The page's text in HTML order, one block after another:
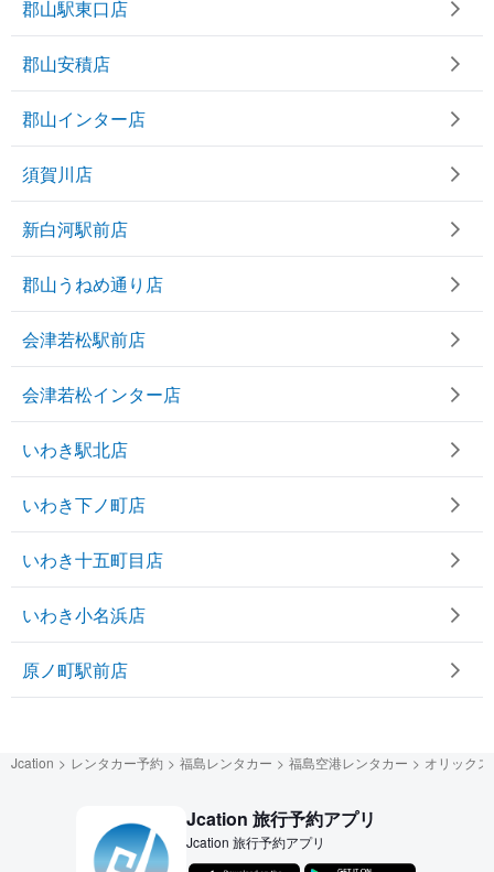
郡山駅東口店
郡山安積店
郡山インター店
須賀川店
新白河駅前店
郡山うねめ通り店
会津若松駅前店
会津若松インター店
いわき駅北店
いわき下ノ町店
いわき十五町目店
いわき小名浜店
原ノ町駅前店
Jcation レンタカー予約 福島レンタカー 福島空港レンタカー オリック
Jcation 旅行予約アプリ
Jcation 旅行予約アプリ